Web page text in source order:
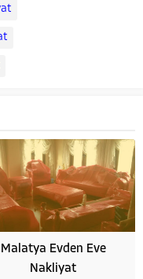
Malatya Evden Eve
Nakliyat